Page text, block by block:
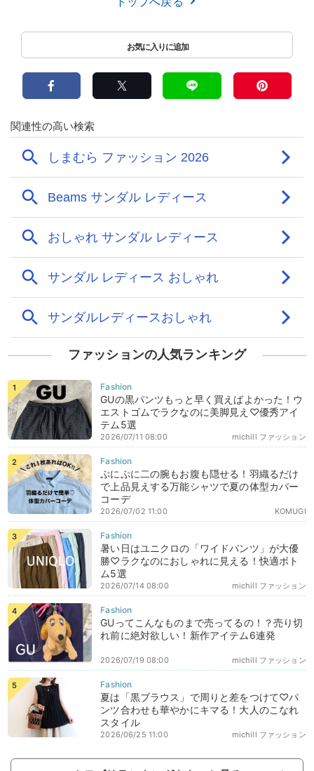
ファッションの人気ランキング
GUの黒パンツもっと早く買えばよかった！ウ
エストゴムでラクなのに美脚見え♡優秀アイ
テム5選
michill ファッション
2026/07/11 08:00
ぷにぷに二の腕もお腹も隠せる！羽織るだけ
で上品見えする万能シャツで夏の体型カバー
コーデ
KOMUGI
2026/07/02 11:00
暑い日はユニクロの「ワイドパンツ」が大優
勝♡ラクなのにおしゃれに見える！快適ボト
ム5選
michill ファッション
2026/07/14 08:00
GUってこんなものまで売ってるの！？売り切
れ前に絶対欲しい！新作アイテム6連発
michill ファッション
2026/07/19 08:00
夏は「黒ブラウス」で周りと差をつけて♡パ
ンツ合わせも華やかにキマる！大人のこなれ
スタイル
michill ファッション
2026/06/25 11:00